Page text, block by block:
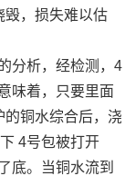
毁，损失难以估
分析，经检测，4
味着，只要里面
铜水综合后，浇
4号包被打开
底。当铜水流到